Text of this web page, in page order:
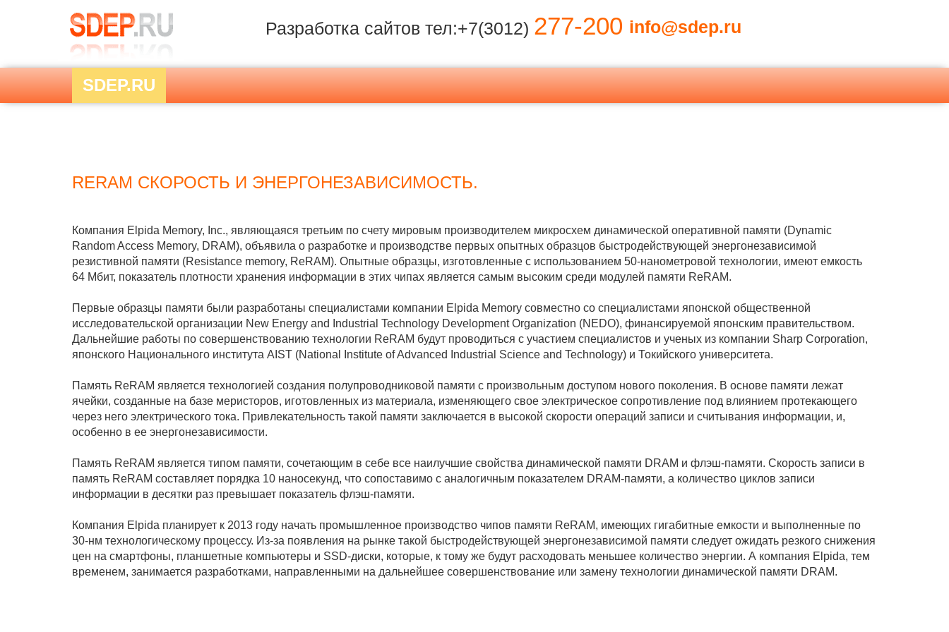
Разработка сайтов тел:+7(3012) 277-200info@sdep.ru
SDEP.RU
RERAM СКОРОСТЬ И ЭНЕРГОНЕЗАВИСИМОСТЬ.
Компания Elpida Memory, Inc., являющаяся третьим по счету мировым производителем микросхем динамической оперативной памяти (Dynamic
Random Access Memory, DRAM), объявила о разработке и производстве первых опытных образцов быстродействующей энергонезависимой
резистивной памяти (Resistance memory, ReRAM). Опытные образцы, изготовленные с использованием 50-нанометровой технологии, имеют емкость
64 Мбит, показатель плотности хранения информации в этих чипах является самым высоким среди модулей памяти ReRAM.
Первые образцы памяти были разработаны специалистами компании Elpida Memory совместно со специалистами японской общественной
исследовательской организации New Energy and Industrial Technology Development Organization (NEDO), финансируемой японским правительством.
Дальнейшие работы по совершенствованию технологии ReRAM будут проводиться с участием специалистов и ученых из компании Sharp Corporation,
японского Национального института AIST (National Institute of Advanced Industrial Science and Technology) и Токийского университета.
Память ReRAM является технологией создания полупроводниковой памяти с произвольным доступом нового поколения. В основе памяти лежат
ячейки, созданные на базе меристоров, иготовленных из материала, изменяющего свое электрическое сопротивление под влиянием протекающего
через него электрического тока. Привлекательность такой памяти заключается в высокой скорости операций записи и считывания информации, и,
особенно в ее энергонезависимости.
Память ReRAM является типом памяти, сочетающим в себе все наилучшие свойства динамической памяти DRAM и флэш-памяти. Скорость записи в
память ReRAM составляет порядка 10 наносекунд, что сопоставимо с аналогичным показателем DRAM-памяти, а количество циклов записи
информации в десятки раз превышает показатель флэш-памяти.
Компания Elpida планирует к 2013 году начать промышленное производство чипов памяти ReRAM, имеющих гигабитные емкости и выполненные по
30-нм технологическому процессу. Из-за появления на рынке такой быстродействующей энергонезависимой памяти следует ожидать резкого снижения
цен на смартфоны, планшетные компьютеры и SSD-диски, которые, к тому же будут расходовать меньшее количество энергии. А компания Elpida, тем
временем, занимается разработками, направленными на дальнейшее совершенствование или замену технологии динамической памяти DRAM.